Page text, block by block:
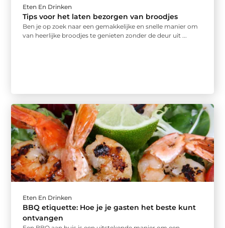
Eten En Drinken
Tips voor het laten bezorgen van broodjes
Ben je op zoek naar een gemakkelijke en snelle manier om
van heerlijke broodjes te genieten zonder de deur uit ...
Eten En Drinken
BBQ etiquette: Hoe je je gasten het beste kunt
ontvangen